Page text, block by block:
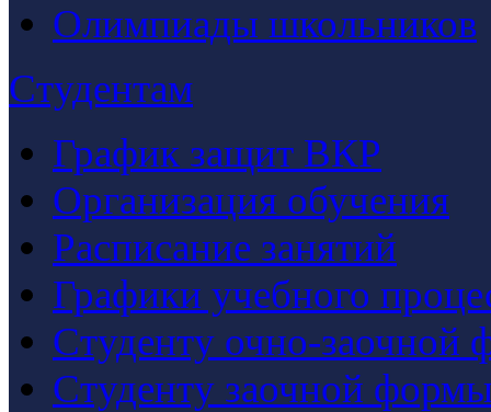
Олимпиады школьников
Студентам
График защит ВКР
Организация обучения
Расписание занятий
Графики учебного
Студенту очно-заочной
Студенту заочной